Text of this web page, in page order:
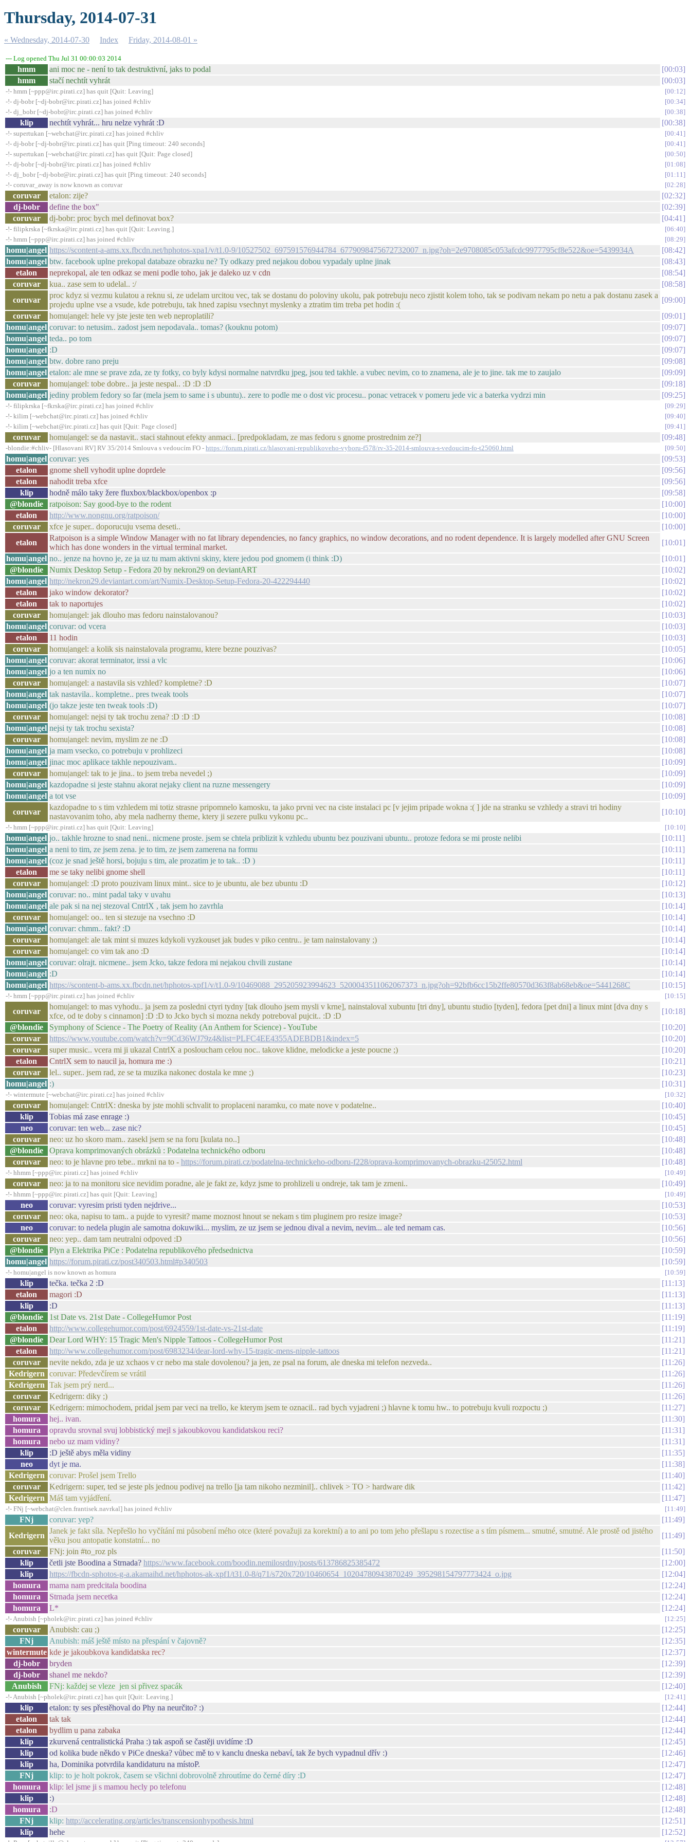
Thursday, 2014-07-31
« Wednesday, 2014-07-30 Index Friday, 2014-08-01 »
--- Log opened Thu Jul 31 00:00:03 2014
hmm ani moc ne - není to tak destruktivní, jaks to podal
00:03
hmm
stačí nechtít vyhrát 00:03
-!- hmm [~ppp@irc.pirati.cz] has quit [Quit: Leaving]
00:12
-!- dj-bobr [~dj-bobr@irc.pirati.cz] has joined #chliv
00:34
-!- dj_bobr [~dj-bobr@irc.pirati.cz] has joined #chliv
00:38
klip nechtít vyhrát... hru nelze vyhrát :D 00:38
-!- supertukan [~webchat@irc.pirati.cz] has joined #chliv
00:41
-!- dj-bobr [~dj-bobr@irc.pirati.cz] has quit [Ping timeout: 240 seconds]
00:41
-!- supertukan [~webchat@irc.pirati.cz] has quit [Quit: Page closed]
00:50
-!- dj-bobr [~dj-bobr@irc.pirati.cz] has joined #chliv
01:08
-!- dj_bobr [~dj-bobr@irc.pirati.cz] has quit [Ping timeout: 240 seconds]
01:11
-!- coruvar_away is now known as coruvar
02:28
coruvar etalon: zije?
02:32
dj-bobr
define the box"
02:39
coruvar
dj-bobr: proc bych mel definovat box? 04:41
-!- filipkrska [~fkrska@irc.pirati.cz] has quit [Quit: Leaving.]
06:40
-!- hmm [~ppp@irc.pirati.cz] has joined #chliv
08:29
homu|angel https://scontent-a-ams.xx.fbcdn.net/hphotos-xpa1/v/t1.0-9/10527502_697591576944784_6779098475672732007_n.jpg?oh=2e9708085c053afcdc9977795cf8e522&oe=5439934A
08:42
homu|angel btw. facebook uplne prekopal databaze obrazku ne? Ty odkazy pred nejakou dobou vypadaly uplne jinak
08:43
etalon
neprekopal, ale ten odkaz se meni podle toho, jak je daleko uz v cdn
08:54
coruvar
kua.. zase sem to udelal.. :/
08:58
coruvar
proc kdyz si vezmu kulatou a reknu si, ze udelam urcitou vec, tak se dostanu do poloviny ukolu, pak potrebuju neco zjistit kolem toho, tak se podivam nekam po netu a pak dostanu zasek a
projedu uplne vse a vsude, kde potrebuju, tak hned zapisu vsechnyt myslenky a ztratim tim treba pet hodin :(
09:00
coruvar
homu|angel: hele vy jste jeste ten web neproplatili?
09:01
homu|angel coruvar: to netusim.. zadost jsem nepodavala.. tomas? (kouknu potom)
09:07
homu|angel teda.. po tom
09:07
homu|angel :D
09:07
homu|angel btw. dobre rano preju
09:08
homu|angel etalon: ale mne se prave zda, ze ty fotky, co byly kdysi normalne natvrdku jpeg, jsou ted takhle. a vubec nevim, co to znamena, ale je to jine. tak me to zaujalo
09:09
coruvar
homu|angel: tobe dobre.. ja jeste nespal.. :D :D :D
09:18
homu|angel jediny problem fedory so far (mela jsem to same i s ubuntu).. zere to podle me o dost vic procesu.. ponac vetracek v pomeru jede vic a baterka vydrzi min 09:25
-!- filipkrska [~fkrska@irc.pirati.cz] has joined #chliv
09:29
-!- kilim [~webchat@irc.pirati.cz] has joined #chliv
09:40
-!- kilim [~webchat@irc.pirati.cz] has quit [Quit: Page closed]
09:41
coruvar homu|angel: se da nastavit.. staci stahnout efekty anmaci.. [predpokladam, ze mas fedoru s gnome prostrednim ze?] 09:48
-blondie:#chliv- [Hlasovani RV] RV 35/2014 Smlouva s vedoucím FO - https://forum.pirati.cz/hlasovani-republikoveho-vyboru-f578/rv-35-2014-smlouva-s-vedoucim-fo-t25060.html 09:50
homu|angel coruvar: yes
09:53
etalon
gnome shell vyhodit uplne doprdele
09:56
etalon
nahodit treba xfce
09:56
klip
hodně málo taky žere fluxbox/blackbox/openbox :p
09:58
@blondie
ratpoison: Say good-bye to the rodent
10:00
etalon
http://www.nongnu.org/ratpoison/
10:00
coruvar
xfce je super.. doporucuju vsema deseti..
10:00
etalon
Ratpoison is a simple Window Manager with no fat library dependencies, no fancy graphics, no window decorations, and no rodent dependence. It is largely modelled after GNU Screen
which has done wonders in the virtual terminal market.
10:01
homu|angel no.. jenze na hovno je, ze ja uz tu mam aktivni skiny, ktere jedou pod gnomem (i think :D)
10:01
@blondie
Numix Desktop Setup - Fedora 20 by nekron29 on deviantART
10:02
homu|angel http://nekron29.deviantart.com/art/Numix-Desktop-Setup-Fedora-20-422294440
10:02
etalon
jako window dekorator?
10:02
etalon
tak to naportujes
10:02
coruvar
homu|angel: jak dlouho mas fedoru nainstalovanou?
10:03
homu|angel coruvar: od vcera
10:03
etalon
11 hodin
10:03
coruvar
homu|angel: a kolik sis nainstalovala programu, ktere bezne pouzivas?
10:05
homu|angel coruvar: akorat terminator, irssi a vlc
10:06
homu|angel jo a ten numix no
10:06
coruvar
homu|angel: a nastavila sis vzhled? kompletne? :D
10:07
homu|angel tak nastavila.. kompletne.. pres tweak tools
10:07
homu|angel (jo takze jeste ten tweak tools :D)
10:07
coruvar
homu|angel: nejsi ty tak trochu zena? :D :D :D
10:08
homu|angel nejsi ty tak trochu sexista?
10:08
coruvar
homu|angel: nevim, myslim ze ne :D
10:08
homu|angel ja mam vsecko, co potrebuju v prohlizeci
10:08
homu|angel jinac moc aplikace takhle nepouzivam..
10:09
coruvar
homu|angel: tak to je jina.. to jsem treba nevedel ;)
10:09
homu|angel kazdopadne si jeste stahnu akorat nejaky client na ruzne messengery
10:09
homu|angel a tot vse
10:09
coruvar
kazdopadne to s tim vzhledem mi totiz strasne pripomnelo kamosku, ta jako prvni vec na ciste instalaci pc [v jejim pripade wokna :( ] jde na stranku se vzhledy a stravi tri hodiny
nastavovanim toho, aby mela nadherny theme, ktery ji sezere pulku vykonu pc..
10:10
-!- hmm [~ppp@irc.pirati.cz] has quit [Quit: Leaving] 10:10
homu|angel jo.. takhle hrozne to snad neni.. nicmene proste. jsem se chtela priblizit k vzhledu ubuntu bez pouzivani ubuntu.. protoze fedora se mi proste nelibi
10:11
homu|angel a neni to tim, ze jsem zena. je to tim, ze jsem zamerena na formu
10:11
homu|angel (coz je snad ještě horsi, bojuju s tim, ale prozatim je to tak.. :D )
10:11
etalon
me se taky nelibi gnome shell
10:11
coruvar
homu|angel: :D proto pouzivam linux mint.. sice to je ubuntu, ale bez ubuntu :D
10:12
homu|angel coruvar: no.. mint padal taky v uvahu
10:13
homu|angel ale pak si na nej stezoval CntrlX , tak jsem ho zavrhla
10:14
coruvar
homu|angel: oo.. ten si stezuje na vsechno :D
10:14
homu|angel coruvar: chmm.. fakt? :D
10:14
coruvar
homu|angel: ale tak mint si muzes kdykoli vyzkouset jak budes v piko centru.. je tam nainstalovany ;)
10:14
coruvar
homu|angel: co vim tak ano :D
10:14
homu|angel coruvar: olrajt. nicmene.. jsem Jcko, takze fedora mi nejakou chvili zustane
10:14
homu|angel :D
10:14
homu|angel https://scontent-b-ams.xx.fbcdn.net/hphotos-xpf1/v/t1.0-9/10469088_295205923994623_5200043511062067373_n.jpg?oh=92bfb6cc15b2ffe80570d363f8ab68eb&oe=5441268C 10:15
-!- hmm [~ppp@irc.pirati.cz] has joined #chliv 10:15
coruvar
homu|angel: to mas vyhodu.. ja jsem za posledni ctyri tydny [tak dlouho jsem mysli v krne], nainstaloval xubuntu [tri dny], ubuntu studio [tyden], fedora [pet dni] a linux mint [dva dny s
xfce, od te doby s cinnamon] :D :D to Jcko bych si mozna nekdy potreboval pujcit.. :D :D
10:18
@blondie
Symphony of Science - The Poetry of Reality (An Anthem for Science) - YouTube
10:20
coruvar
https://www.youtube.com/watch?v=9Cd36WJ79z4&list=PLFC4EE4355ADEBDB1&index=5
10:20
coruvar
super music.. vcera mi ji ukazal CntrlX a posloucham celou noc.. takove klidne, melodicke a jeste poucne ;)
10:20
etalon
CntrlX sem to naucil ja, homura me :)
10:21
coruvar
lel.. super.. jsem rad, ze se ta muzika nakonec dostala ke mne ;)
10:23
homu|angel :) 10:31
-!- wintermute [~webchat@irc.pirati.cz] has joined #chliv 10:32
coruvar homu|angel: CntrlX: dneska by jste mohli schvalit to proplaceni naramku, co mate nove v podatelne..
10:40
klip
Tobias má zase enrage :)
10:45
neo
coruvar: ten web... zase nic?
10:45
coruvar
neo: uz ho skoro mam.. zasekl jsem se na foru [kulata no..]
10:48
@blondie
Oprava komprimovaných obrázků : Podatelna technického odboru
10:48
coruvar
neo: to je hlavne pro tebe.. mrkni na to - https://forum.pirati.cz/podatelna-technickeho-odboru-f228/oprava-komprimovanych-obrazku-t25052.html 10:48
-!- hhmm [~ppp@irc.pirati.cz] has joined #chliv 10:49
coruvar neo: ja to na monitoru sice nevidim poradne, ale je fakt ze, kdyz jsme to prohlizeli u ondreje, tak tam je zrneni.. 10:49
-!- hhmm [~ppp@irc.pirati.cz] has quit [Quit: Leaving] 10:49
neo coruvar: vyresim pristi tyden nejdrive...
10:53
coruvar
neo: oka, napisu to tam.. a pujde to vyresit? mame moznost hnout se nekam s tim pluginem pro resize image?
10:53
neo
coruvar: to nedela plugin ale samotna dokuwiki... myslim, ze uz jsem se jednou dival a nevim, nevim... ale ted nemam cas.
10:56
coruvar
neo: yep.. dam tam neutralni odpoved :D
10:56
@blondie
Plyn a Elektrika PiCe : Podatelna republikového předsednictva
10:59
homu|angel https://forum.pirati.cz/post340503.html#p340503 10:59
-!- homu|angel is now known as homura 10:59
klip tečka. tečka 2 :D
11:13
etalon
magori :D
11:13
klip
:D
11:13
@blondie
1st Date vs. 21st Date - CollegeHumor Post
11:19
etalon
http://www.collegehumor.com/post/6924559/1st-date-vs-21st-date
11:19
@blondie
Dear Lord WHY: 15 Tragic Men's Nipple Tattoos - CollegeHumor Post
11:21
etalon
http://www.collegehumor.com/post/6983234/dear-lord-why-15-tragic-mens-nipple-tattoos
11:21
coruvar
nevite nekdo, zda je uz xchaos v cr nebo ma stale dovolenou? ja jen, ze psal na forum, ale dneska mi telefon nezveda..
11:26
Kedrigern coruvar: Předevčírem se vrátil
11:26
Kedrigern Tak jsem prý nerd...
11:26
coruvar
Kedrigern: diky ;)
11:26
coruvar
Kedrigern: mimochodem, pridal jsem par veci na trello, ke kterym jsem te oznacil.. rad bych vyjadreni ;) hlavne k tomu hw.. to potrebuju kvuli rozpoctu ;)
11:27
homura
hej.. ivan.
11:30
homura
opravdu srovnal svuj lobbistický mejl s jakoubkovou kandidatskou reci?
11:31
homura
nebo uz mam vidiny?
11:31
klip
:D ještě abys měla vidiny
11:35
neo
dyt je ma.
11:38
Kedrigern coruvar: Prošel jsem Trello
11:40
coruvar
Kedrigern: super, ted se jeste pls jednou podivej na trello [ja tam nikoho nezminil].. chlivek > TO > hardware dik
11:42
Kedrigern Máš tam vyjádření. 11:47
-!- FNj [~webchat@clen.frantisek.navrkal] has joined #chliv 11:49
FNj coruvar: yep?
11:49
Kedrigern
Janek je fakt síla. Nepřešlo ho vyčítání mi působení mého otce (které považuji za korektní) a to ani po tom jeho přešlapu s rozectise a s tím písmem... smutné, smutné. Ale prostě od jistého
věku jsou antopatie konstatní... no
11:49
coruvar
FNj: join #to_roz pls
11:50
klip
četli jste Boodina a Strnada? https://www.facebook.com/boodin.nemilosrdny/posts/613786825385472
12:00
klip
https://fbcdn-sphotos-g-a.akamaihd.net/hphotos-ak-xpf1/t31.0-8/q71/s720x720/10460654_10204780943870249_395298154797773424_o.jpg
12:04
homura
mama nam predcitala boodina
12:24
homura
Strnada jsem necetka
12:24
homura
L* 12:24
-!- Anubish [~pholek@irc.pirati.cz] has joined #chliv 12:25
coruvar Anubish: cau ;)
12:25
FNj
Anubish: máš ještě místo na přespání v čajovně?
12:35
wintermute kde je jakoubkova kandidatska rec?
12:37
dj-bobr
bryden
12:39
dj-bobr
shanel me nekdo?
12:39
Anubish
FNj: každej se vleze jen si přivez spacák 12:40
-!- Anubish [~pholek@irc.pirati.cz] has quit [Quit: Leaving.] 12:41
klip etalon: ty ses přestěhoval do Phy na neurčito? :)
12:44
etalon
tak tak
12:44
etalon
bydlim u pana zabaka
12:44
klip
zkurvená centralistická Praha :) tak aspoň se častěji uvidíme :D
12:45
klip
od kolika bude někdo v PiCe dneska? vůbec mě to v kanclu dneska nebaví, tak že bych vypadnul dřív :)
12:46
klip
ha, Dominika potvrdila kandidaturu na místoP.
12:47
FNj
klip: to je holt pokrok, časem se všichni dobrovolně zhroutíme do černé díry :D
12:47
homura
klip: lel jsme ji s mamou hecly po telefonu
12:48
klip
:)
12:48
homura
:D
12:48
FNj
klip: http://accelerating.org/articles/transcensionhypothesis.html
12:51
klip
hehe 12:52